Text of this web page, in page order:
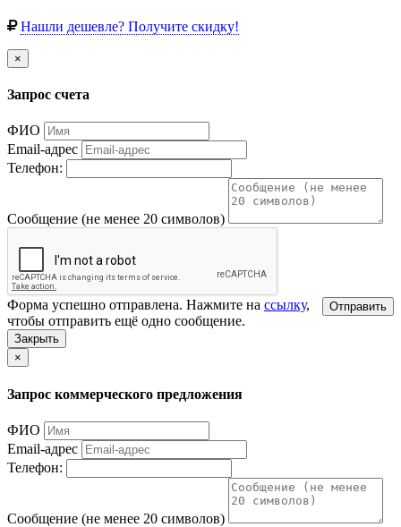
Нашли дешевле? Получите скидку!
×
Запрос счета
ФИО
Email-адрес
Телефон:
Сообщение (не менее 20 символов)
Отправить
Форма успешно отправлена. Нажмите на ссылку,
чтобы отправить ещё одно сообщение.
Закрыть
×
Запрос коммерческого предложения
ФИО
Email-адрес
Телефон:
Сообщение (не менее 20 символов)